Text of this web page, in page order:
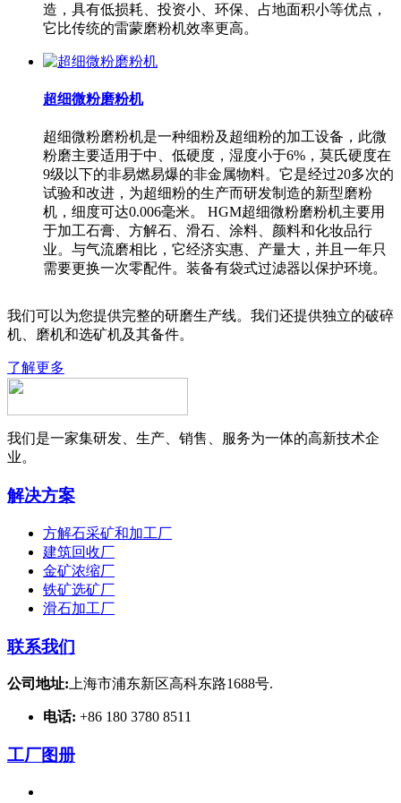
造，具有低损耗、投资小、环保、占地面积小等优点，
它比传统的雷蒙磨粉机效率更高。
超细微粉磨粉机
超细微粉磨粉机是一种细粉及超细粉的加工设备，此微
粉磨主要适用于中、低硬度，湿度小于6%，莫氏硬度在
9级以下的非易燃易爆的非金属物料。它是经过20多次的
试验和改进，为超细粉的生产而研发制造的新型磨粉
机，细度可达0.006毫米。 HGM超细微粉磨粉机主要用
于加工石膏、方解石、滑石、涂料、颜料和化妆品行
业。与气流磨相比，它经济实惠、产量大，并且一年只
需要更换一次零配件。装备有袋式过滤器以保护环境。
我们可以为您提供完整的研磨生产线。我们还提供独立的破碎
机、磨机和选矿机及其备件。
了解更多
我们是一家集研发、生产、销售、服务为一体的高新技术企
业。
解决方案
方解石采矿和加工厂
建筑回收厂
金矿浓缩厂
铁矿选矿厂
滑石加工厂
联系我们
公司地址: 上海市浦东新区高科东路1688号.
电话: +86 180 3780 8511
工厂图册